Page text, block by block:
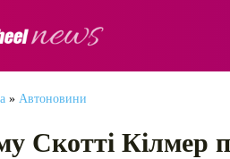
» Автоновини
Скотті Кілмер